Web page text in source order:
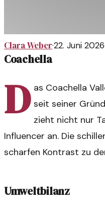
Clara Weber·22. Juni 2026·
Coachella
D as Coachella
seit seiner
zieht nicht nur
Influencer an. Die
scharfen Kontrast zu
Umweltbilanz